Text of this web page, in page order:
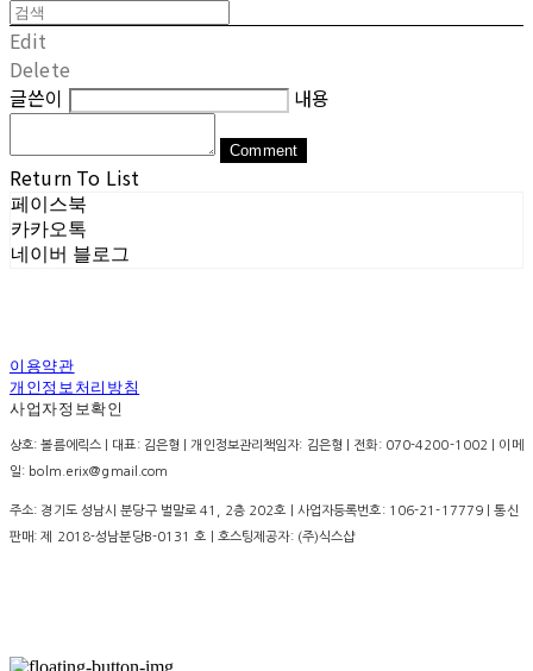
Edit
Delete
글쓴이
내용
Comment
Return To List
페이스북
카카오톡
네이버 블로그
이용약관
개인정보처리방침
사업자정보확인
상호: 볼름에릭스 | 대표: 김은형 | 개인정보관리책임자: 김은형 | 전화: 070-4200-1002 | 이메
일: bolm.erix@gmail.com
주소: 경기도 성남시 분당구 벌말로 41, 2층 202호 | 사업자등록번호: 106-21-17779 | 통신
판매:제 2018-성남분당B-0131 호 | 호스팅제공자: (주)식스샵